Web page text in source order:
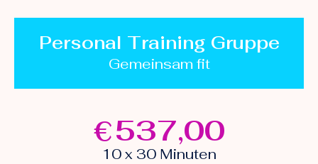
Personal Training Gruppe
Gemeinsam fit
€537,00
10 x 30 Minuten